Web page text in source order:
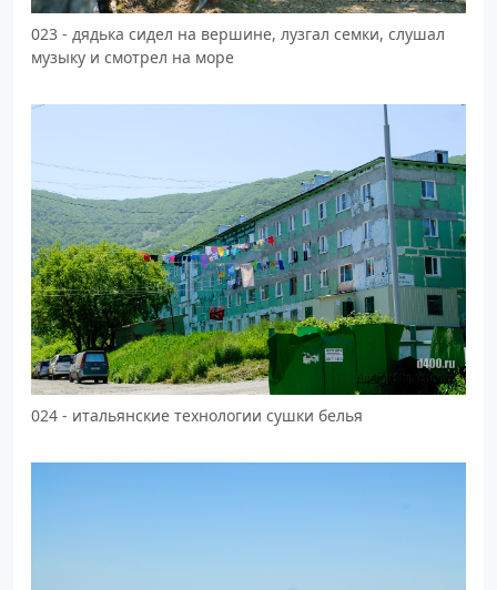
023 - дядька сидел на вершине, лузгал семки, слушал
музыку и смотрел на море
024 - итальянские технологии сушки белья